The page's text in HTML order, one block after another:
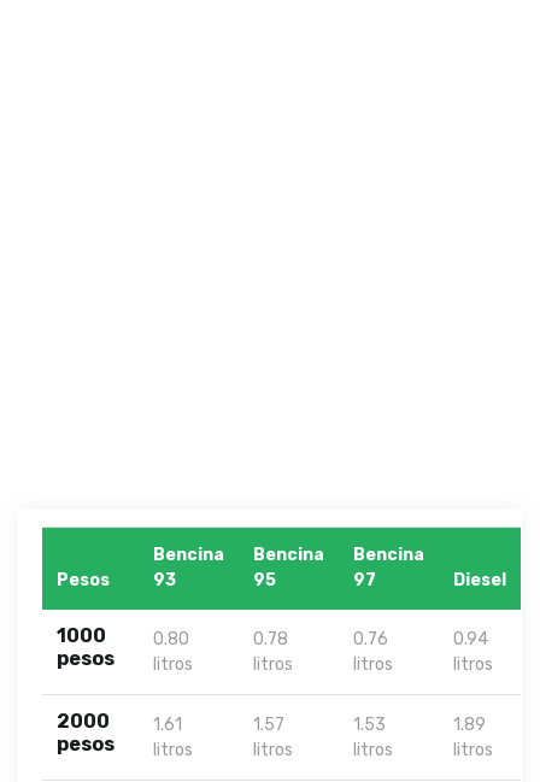
Pesos
Bencina
93
Bencina
95
Bencina
97
Diesel
1000
pesos
0.80
litros
0.78
litros
0.76
litros
0.94
litros
2000
pesos
1.61
litros
1.57
litros
1.53
litros
1.89
litros